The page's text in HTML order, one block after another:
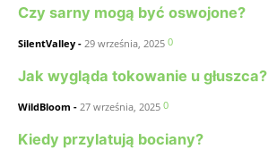
Czy sarny mogą być oswojone?
SilentValley - 29 września, 2025 0
Jak wygląda tokowanie u głuszca?
WildBloom - 27 września, 2025 0
Kiedy przylatują bociany?